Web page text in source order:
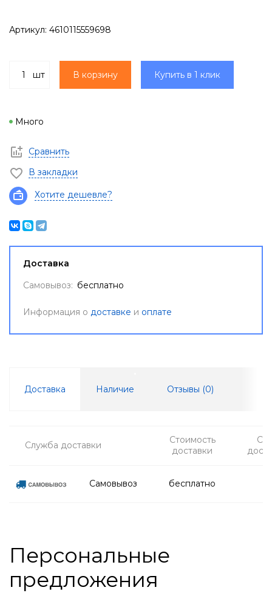
Артикул: 4610115559698
шт В корзину Купить в 1 клик
Много
Сравнить
В закладки
Хотите дешевле?
Доставка
Самовывоз: бесплатно
Информация о доставке и оплате
Доставка Наличие Отзывы (0)
Служба доставки
Стоимость
доставки
Самовывоз бесплатно
Персональные
предложения